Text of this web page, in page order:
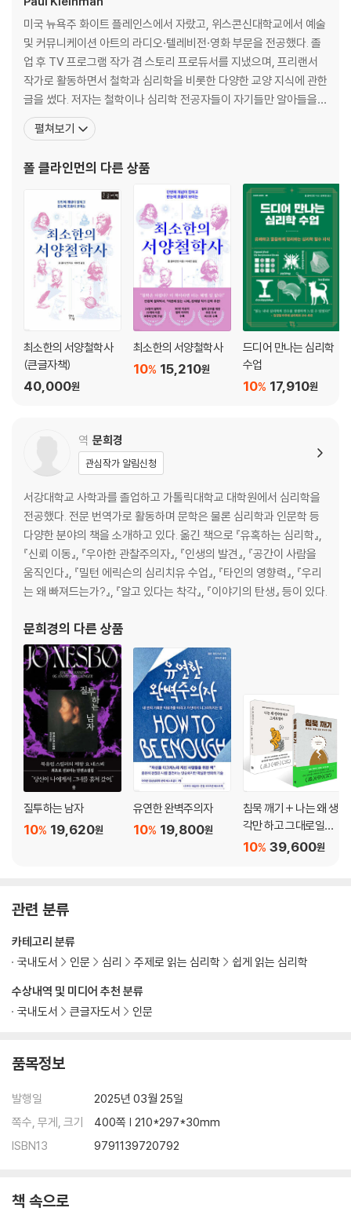
합의성 착각 효과와 고유성 착각 효과: 나랑 같은 생각인 거… 맞죠?
좌뇌와 우뇌: 내 쪽에서 생각하기
시지각: 보이는 것을 어떻게 보는가
제2장 관계를 이해하는 심리학
이반 파블로프: 인간의 가장 친한 친구를 연구한 사람
존 브로더스 왓슨: 행동주의의 창시자
쿠르트 레빈: 현대 사회심리학의 아버지
해리 스택 설리번: 대인 관계 정신분석
장 피아제: 아동의 발달
레프 비고츠키: 사회적 상호작용의 중요성
칼 로저스: 사람들이 스스로 일어서도록 도와주기
버러스 프레더릭 스키너: 결과의 중요성
존 보울비: 모성애 이론의 아버지
해리 할로우: 원숭이들만의 이야기가 아니다
메리 애인스워스와 낯선 상황: 애착에 대한 다른 접근법
앨버트 엘리스: 새로운 유형의 심리 치료 창시자
앨버트 반두라: 다른 사람들을 관찰하면서 배우기
로젠한 실험: 건강한 사람이 정신 장애 환자들 사이에 있으면 어떻게 될
스탠리 밀그램: 대단히 충격적인 심리학자
필립 짐바르도: 교도소를 만든 연구자
제3장 세상을 이해하는 심리학
게슈탈트심리학: 행동과 마음을 전체로 보기
꿈: 빛이 사라질 때 나타나는 것
스트레스: 압박감의 과학
성격: 우리는 어떻게 우리가 되는가?
사랑: 진심으로 들어주기
지능 이론: 생각에 대한 생각
리더십 이론: 리더가 되려면 무엇이 필요한가?
귀인 이론: 우리가 하는 모든 일에 의미 부여하기
집단에 관한 기초 이론: 사람들이 모이면 무슨 일이 생기는가
데이비드 콜브의 학습 유형: 경험을 통한 학습
성격 장애: 행동이 잘못된 방향으로 나아갈 때
해리성 장애: 갑자기 단절되는 사람들
불안 장애: 긴장 그 이상의 상태
기분 장애: 감정이 격해질 때
신체형 장애: 고통은 느끼지만 이유는 알 수 없는 상태
선한 사마리아인 실험: 도움을 이해하기
마법의 숫자 7, 플러스 또는 마이너스 2: 기억의 한계
부록: 심리학 이론별 목차 정리
이미지 출처
찾아보기
미국 뉴욕주 화이트 플레인스에서 자랐고, 위스콘신대학교에서 예술
및 커뮤니케이션 아트의 라디오·텔레비전·영화 부문을 전공했다. 졸
업 후 TV 프로그램 작가 겸 스토리 프로듀서를 지냈으며, 프리랜서
작가로 활동하면서 철학과 심리학을 비롯한 다양한 교양 지식에 관한
글을 썼다. 저자는 철학이나 심리학 전공자들이 자기들만 알아들을
수 있는 난해한 언어로 이야기하는 것에 회의감을 느꼈다. 그래서 대
중 커뮤니케이션 전문가답게 일반인의 눈높이에 맞춰 누구나 쉽고 재
서 탄생한 『인생 처음 철학 공부』와 『인생 처음 심리학 공부
펼쳐보기
폴 클라인먼의 다른 상품
최소한의 서양철학사
(큰글자책)
40,000원
최소한의 서양철학사
15,210원
10%
드디어 만나는 심리학
수업
17,910원
10%
역 문희경
관심작가 알림신청
서강대학교 사학과를 졸업하고 가톨릭대학교 대학원에서 심리학을
전공했다. 전문 번역가로 활동하며 문학은 물론 심리학과 인문학 등
다양한 분야의 책을 소개하고 있다. 옮긴 책으로 『유혹하는 심리학』,
『신뢰 이동』, 『우아한 관찰주의자』, 『인생의 발견』, 『공간이 사람을
움직인다』, 『밀턴 에릭슨의 심리치유 수업』, 『타인의 영향력』, 『우리
는 왜 빠져드는가?』, 『알고 있다는 착각』, 『이야기의 탄생』 등이 있다.
문희경의 다른 상품
질투하는 남자
19,620원
10%
유연한 완벽주의자
19,800원
10%
침묵 깨기 + 나는 왜 생
각만 하고 그대로일까
세트 39,600원
10%
관련 분류
수상내역 및 미디어 추천 분류
국내도서
큰글자도서 인문
카테고리 분류
국내도서
인문 심리 주제로 읽는 심리학 쉽게 읽는 심리학
품목정보
발행일
2025년 03월 25일
쪽수, 무게, 크기
400쪽 | 210*297*30mm
ISBN13
9791139720792
책 속으로